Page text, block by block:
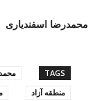
محمدرضا اسفندیاری
TAGS
منطقه آزاد